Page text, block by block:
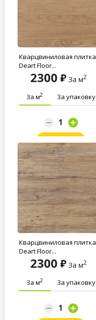
Кварцвиниловая плитка
Deart Floor...
2300 За м2
За м2 За упаковку
Заказать
Кварцвиниловая плитка
Deart Floor...
2300 За м2
За м2 За упаковку